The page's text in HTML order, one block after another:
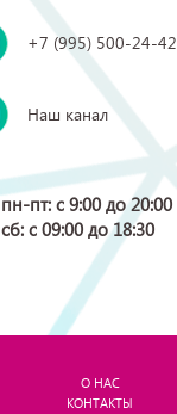
+7 (995) 500-24-42
Наш канал
пн-пт: с 9:00 до 20:00
сб: с 09:00 до 18:30
О НАС
КОНТАКТЫ